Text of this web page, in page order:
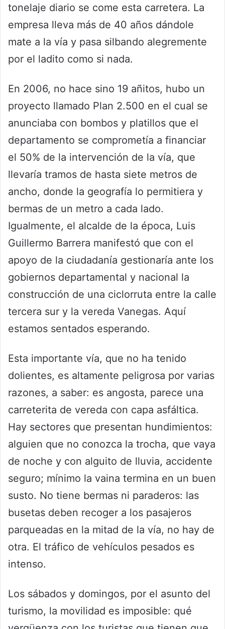
tonelaje diario se come esta carretera. La
empresa lleva más de 40 años dándole
mate a la vía y pasa silbando alegremente
por el ladito como si nada.
En 2006, no hace sino 19 añitos, hubo un
proyecto llamado Plan 2.500 en el cual se
anunciaba con bombos y platillos que el
departamento se comprometía a financiar
el 50% de la intervención de la vía, que
llevaría tramos de hasta siete metros de
ancho, donde la geografía lo permitiera y
bermas de un metro a cada lado.
Igualmente, el alcalde de la época, Luis
Guillermo Barrera manifestó que con el
apoyo de la ciudadanía gestionaría ante los
gobiernos departamental y nacional la
construcción de una ciclorruta entre la calle
tercera sur y la vereda Vanegas. Aquí
estamos sentados esperando.
Esta importante vía, que no ha tenido
dolientes, es altamente peligrosa por varias
razones, a saber: es angosta, parece una
carreterita de vereda con capa asfáltica.
Hay sectores que presentan hundimientos:
alguien que no conozca la trocha, que vaya
de noche y con alguito de lluvia, accidente
seguro; mínimo la vaina termina en un buen
susto. No tiene bermas ni paraderos: las
busetas deben recoger a los pasajeros
parqueadas en la mitad de la vía, no hay de
otra. El tráfico de vehículos pesados es
intenso.
Los sábados y domingos, por el asunto del
turismo, la movilidad es imposible: qué